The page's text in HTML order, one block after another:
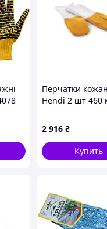
Перчатки
Hendi 2 шт 460
2 916 ₴
Купить